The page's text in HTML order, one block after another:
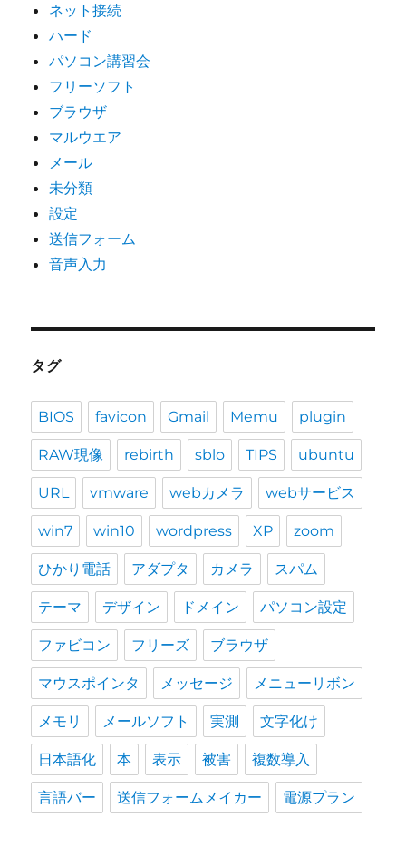
ネット接続
ハード
パソコン講習会
フリーソフト
ブラウザ
マルウエア
メール
未分類
設定
送信フォーム
音声入力
タグ
BIOS favicon Gmail Memu plugin
RAW現像 rebirth sblo TIPS ubuntu
URL vmware webカメラ webサービス
win7 win10 wordpress XP zoom
ひかり電話 アダプタ カメラ スパム
テーマ デザイン ドメイン パソコン設定
ファビコン フリーズ ブラウザ
マウスポインタ メッセージ メニューリボン
メモリ メールソフト 実測 文字化け
日本語化 本 表示 被害 複数導入
言語バー 送信フォームメイカー 電源プラン